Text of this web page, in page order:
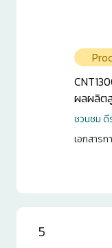
ผลผลิต
โรคไหม้
ชวนชม
เอกสาร
ข้าวภา
5